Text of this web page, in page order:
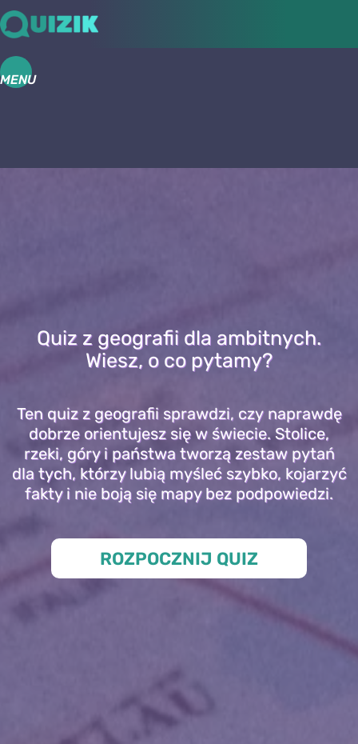
MENU
Quiz z geografii dla ambitnych.
Wiesz, o co pytamy?
Ten quiz z geografii sprawdzi, czy naprawdę
dobrze orientujesz się w świecie. Stolice,
rzeki, góry i państwa tworzą zestaw pytań
dla tych, którzy lubią myśleć szybko, kojarzyć
fakty i nie boją się mapy bez podpowiedzi.
ROZPOCZNIJ QUIZ